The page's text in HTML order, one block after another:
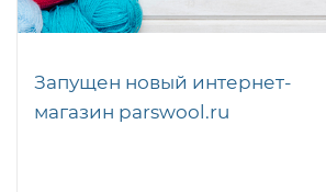
Запущен новый интернет-
магазин parswool.ru